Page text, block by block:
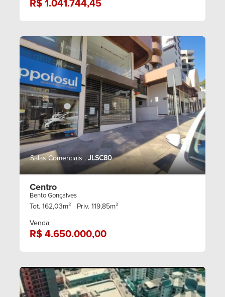
R$ 1.041.744,45
Salas Comerciais . JLSC80
Centro
Bento Gonçalves
Tot. 162,03m² Priv. 119,85m²
Venda
R$ 4.650.000,00